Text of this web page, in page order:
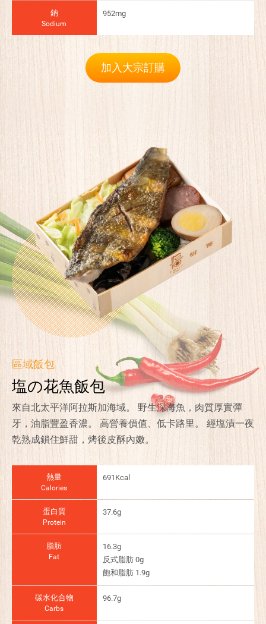
鈉
Sodium
952mg
加入大宗訂購
區域飯包
塩の花魚飯包
來自北太平洋阿拉斯加海域。 野生深海魚，肉質厚實彈
牙，油脂豐盈香濃。 高營養價值、低卡路里。 經塩漬一夜
乾熟成鎖住鮮甜，烤後皮酥內嫩。
熱量
Calories
691Kcal
蛋白質
Protein
37.6g
脂肪
Fat
16.3g
反式脂肪 0g
飽和脂肪 1.9g
碳水化合物
Carbs
96.7g